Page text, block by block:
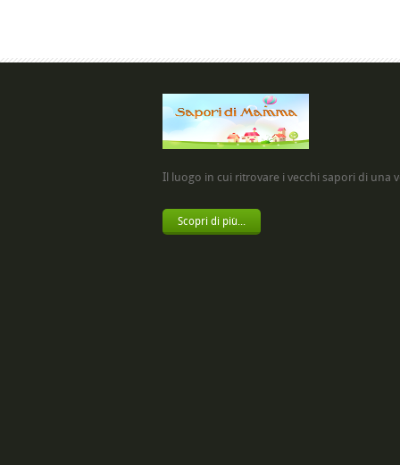
Il luogo in cui ritrovare i vecchi sapori di una
Scopri di più...